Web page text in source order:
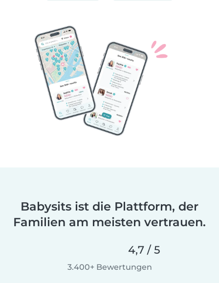
Babysits ist die Plattform, der
Familien am meisten vertrauen.
4,7 / 5
3.400+ Bewertungen